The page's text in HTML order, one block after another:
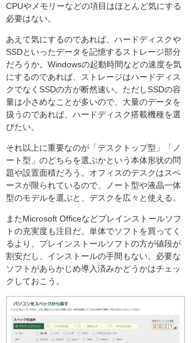
CPUやメモリーなどの項目はほとんど気にする
必要はない。
あえて気にするのであれば、ハードディスクや
SSDといったデータを記憶するストレージ部分
だろうか。Windowsの起動時間などの速度を気
にするのであれば、ストレージはハードディス
クでなくSSDの方が断然速い。ただしSSDの容
量は小さめなことが多いので、大量のデータを
扱うのであれば、ハードディスク搭載機種を選
びたい。
それ以上に重要なのが「デスクトップ型」「ノ
ート型」のどちらを選ぶかという本体形状の問
題や設置面積だろう。オフィスのデスクはスペ
ースが限られているので、ノート型や液晶一体
型のモデルを選ぶと、デスクを広々と使える。
またMicrosoft Officeなどプレインストールソフ
トの充実度も注目だ。単体でソフトを買ってく
るより、プレインストールソフトの方が値段が
割安だし、インストールの手間もない。必要な
ソフトがあらかじめ導入済みかどうかはチェッ
クしておこう。